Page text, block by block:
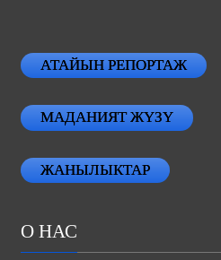
АТАЙЫН РЕПОРТАЖ
МАДАНИЯТ ЖҮЗҮ
ЖАНЫЛЫКТАР
О НАС